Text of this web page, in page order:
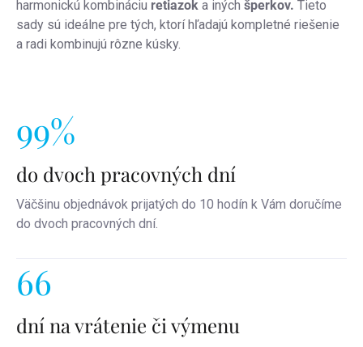
harmonickú kombináciu retiazok a iných šperkov. Tieto
sady sú ideálne pre tých, ktorí hľadajú kompletné riešenie
a radi kombinujú rôzne kúsky.
99%
do dvoch pracovných dní
Väčšinu objednávok prijatých do 10 hodín k Vám doručíme
do dvoch pracovných dní.
66
dní na vrátenie či výmenu